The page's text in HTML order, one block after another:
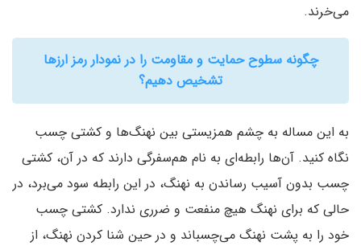
می‌خرند.
چگونه سطوح حمایت و مقاومت را در نمودار رمز ارزها
تشخیص دهیم؟
به این مساله به چشم همزیستی بین نهنگ‌ها و کشتی چسب
نگاه کنید. آن‌ها رابطه‌ای به نام هم‌سفرگی دارند که در آن، کشتی
چسب بدون آسیب رساندن به نهنگ، در این رابطه سود می‌برد، در
حالی که برای نهنگ هیچ منفعت و ضرری ندارد. کشتی چسب
خود را به پشت نهنگ می‌چسباند و در حین شنا کردن نهنگ، از